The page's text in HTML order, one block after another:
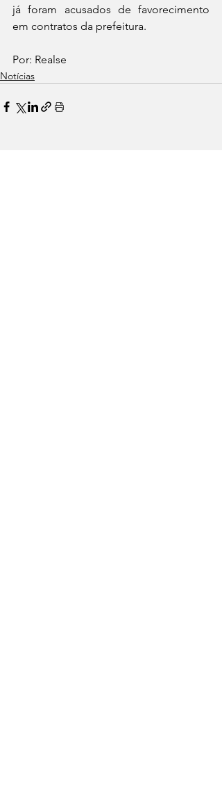
já foram acusados de favorecimento
em contratos da prefeitura.
Por: Realse
Notícias